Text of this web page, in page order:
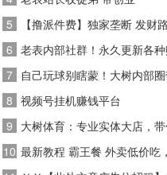
5
【撸派件费】独家垄断 发财
6 老表内部社群！永久更新各种
7 自己玩球别瞎蒙！大树内部圈
8 视频号挂机赚钱平台
9 大树体育：专业实体大店，带
10 最新教程 霸王餐 外卖低价吃，